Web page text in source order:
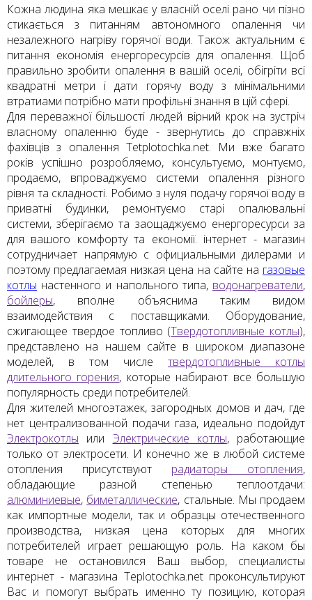
Кожна людина яка мешкає у власній оселі рано чи пізно
стикається з питанням автономного опалення чи
незалежного нагріву горячої води. Також актуальним є
питання економія енергоресурсів для опалення. Щоб
правильно зробити опалення в вашій оселі, обігріти всі
квадратні метри і дати горячу воду з мінімальними
втратиами потрібно мати профільні знання в цій сфері.
Для переважної більшості людей вірний крок на зустріч
власному опаленню буде - звернутись до справжніх
фахівців з опалення Tetplotochka.net. Ми вже багато
років успішно розробляемо, консультуємо, монтуємо,
продаємо, впроваджуємо системи опалення різного
рівня та складності. Робимо з нуля подачу горячої воду в
приватні будинки, ремонтуємо старі опалювальні
системи, зберігаємо та заощаджуємо енергоресурси за
для вашого комфорту та економії. інтернет - магазин
сотрудничает напрямую с официальными дилерами и
поэтому предлагаемая низкая цена на сайте на газовые
котлы настенного и напольного типа, водонагреватели,
бойлеры, вполне объяснима таким видом
взаимодействия с поставщиками. Оборудование,
сжигающее твердое топливо (Твердотопливные котлы),
представлено на нашем сайте в широком диапазоне
моделей, в том числе твердотопливные котлы
длительного горения, которые набирают все большую
популярность среди потребителей.
Для жителей многоэтажек, загородных домов и дач, где
нет централизованной подачи газа, идеально подойдут
Электрокотлы или Электрические котлы, работающие
только от электросети. И конечно же в любой системе
отопления присутствуют радиаторы отопления,
обладающие разной степенью теплоотдачи:
алюминиевые, биметаллические, стальные. Мы продаем
как импортные модели, так и образцы отечественного
производства, низкая цена которых для многих
потребителей играет решающую роль. На каком бы
товаре не остановился Ваш выбор, специалисты
интернет - магазина Teplotochka.net проконсультируют
Вас и помогут выбрать именно ту позицию, которая